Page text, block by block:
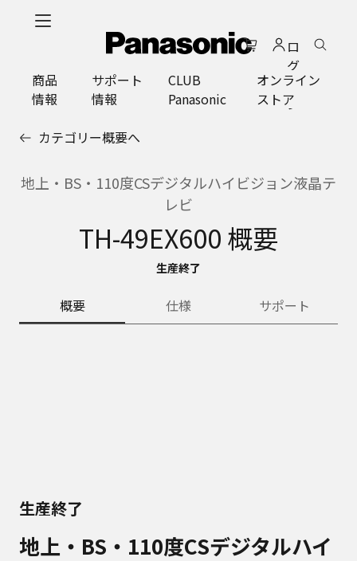
ロ
グ
イ
ン
商品
情報
サポート
情報
CLUB
Panasonic
オンライン
ストア
カテゴリー概要へ
地上・BS・110度CSデジタルハイビジョン液晶テ
レビ
TH-49EX600 概要
生産終了
概要 仕様 サポート
生産終了
地上・BS・110度CSデジタルハイ